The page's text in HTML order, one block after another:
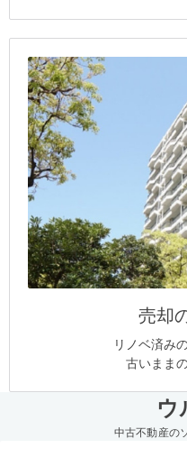
売却
リノベ済み
古いまま
ウ
中古不動産の